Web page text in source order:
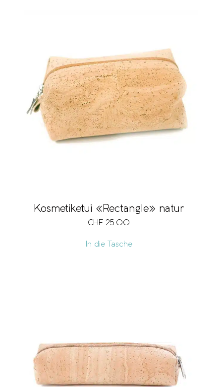
Kosmetiketui «Rectangle» natur
CHF 25.00
In die Tasche